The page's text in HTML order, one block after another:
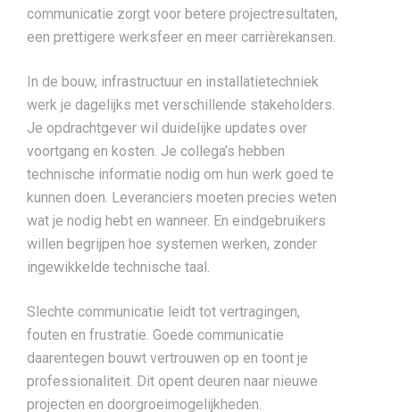
communicatie zorgt voor betere projectresultaten,
een prettigere werksfeer en meer carrièrekansen.
In de bouw, infrastructuur en installatietechniek
werk je dagelijks met verschillende stakeholders.
Je opdrachtgever wil duidelijke updates over
voortgang en kosten. Je collega’s hebben
technische informatie nodig om hun werk goed te
kunnen doen. Leveranciers moeten precies weten
wat je nodig hebt en wanneer. En eindgebruikers
willen begrijpen hoe systemen werken, zonder
ingewikkelde technische taal.
Slechte communicatie leidt tot vertragingen,
fouten en frustratie. Goede communicatie
daarentegen bouwt vertrouwen op en toont je
professionaliteit. Dit opent deuren naar nieuwe
projecten en doorgroeimogelijkheden.